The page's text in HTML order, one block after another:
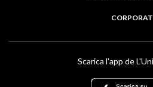
Scarica l'app de